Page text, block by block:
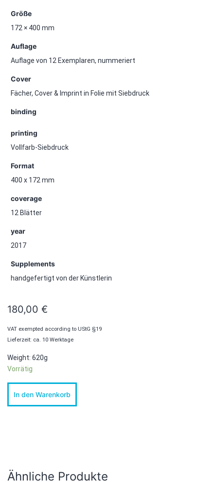
Größe
172 × 400 mm
Auflage
Auflage von 12 Exemplaren, nummeriert
Cover
Fächer, Cover & Imprint in Folie mit Siebdruck
binding
printing
Vollfarb-Siebdruck
Format
400 x 172 mm
coverage
12 Blätter
year
2017
Supplements
handgefertigt von der Künstlerin
180,00 €
VAT exempted according to UStG §19
Lieferzeit: ca. 10 Werktage
Weight: 620g
Vorrätig
Robert
In den Warenkorb
Ähnliche Produkte